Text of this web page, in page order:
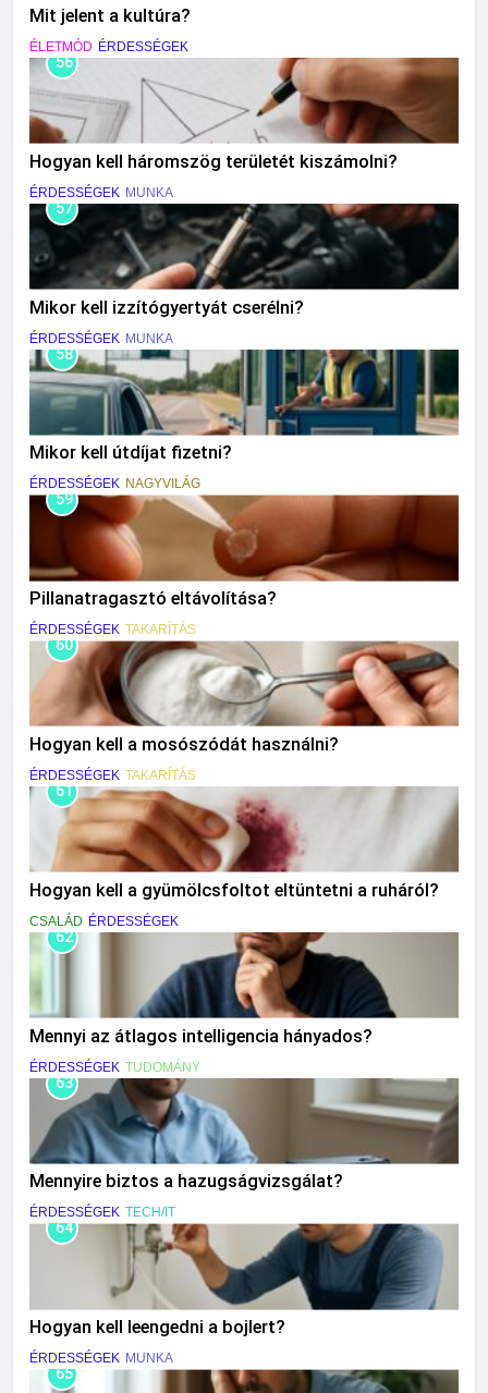
Mit jelent a kultúra?
ÉLETMÓD ÉRDESSÉGEK
56
Hogyan kell háromszög területét kiszámolni?
ÉRDESSÉGEK MUNKA
57
Mikor kell izzítógyertyát cserélni?
ÉRDESSÉGEK MUNKA
58
Mikor kell útdíjat fizetni?
ÉRDESSÉGEK NAGYVILÁG
59
Pillanatragasztó eltávolítása?
ÉRDESSÉGEK TAKARÍTÁS
60
Hogyan kell a mosószódát használni?
ÉRDESSÉGEK TAKARÍTÁS
61
Hogyan kell a gyümölcsfoltot eltüntetni a ruháról?
CSALÁD ÉRDESSÉGEK
62
Mennyi az átlagos intelligencia hányados?
ÉRDESSÉGEK TUDOMÁNY
63
Mennyire biztos a hazugságvizsgálat?
ÉRDESSÉGEK TECH/IT
64
Hogyan kell leengedni a bojlert?
ÉRDESSÉGEK MUNKA
65